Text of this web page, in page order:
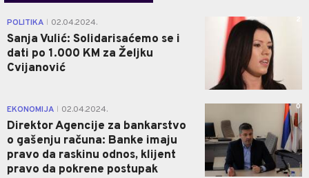
POLITIKA 02.04.2024.
Sanja Vulić: Solidarisaćemo se i
dati po 1.000 KM za Željku
Cvijanović
EKONOMIJA 02.04.2024.
Direktor Agencije za bankarstvo
o gašenju računa: Banke imaju
pravo da raskinu odnos, klijent
pravo da pokrene postupak
0